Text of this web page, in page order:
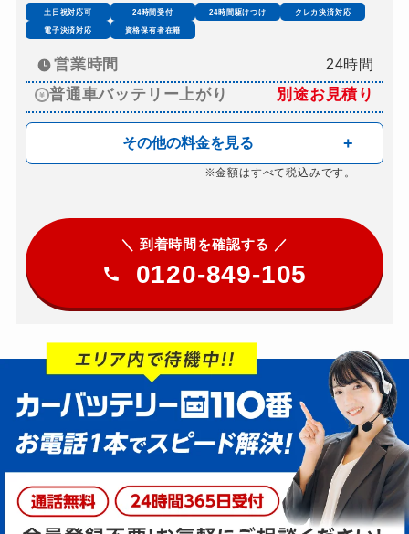
土日祝対応可 24時間受付 24時間駆けつけ クレカ決済対応
電子決済対応 資格保有者在籍
営業時間 24時間
普通車バッテリー上がり 別途お見積り
その他の料金を見る
※金額はすべて税込みです。
＼ 到着時間を確認する ／
0120-849-105